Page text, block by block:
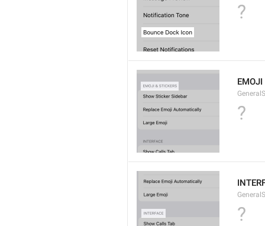
?
EMOJI
?
?